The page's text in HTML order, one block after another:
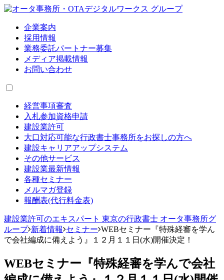
企業案内
採用情報
業務委託パートナー募集
メディア掲載情報
お問い合わせ
経営事項審査
入札参加資格申請
建設業許可
大口対応可能な行政書士事務所をお探しの方へ
建設キャリアアップシステム
その他サービス
建設業最新情報
各種セミナー
メルマガ登録
報酬表(代行料金表)
建設業許可のエキスパート 東京の行政書士 オータ事務所グ
ループ 新着情報 セミナー WEBセミナー『特殊経審を学ん
で会社編成に備えよう』１２月１１日(水)開催決定！
WEBセミナー『特殊経審を学んで会社